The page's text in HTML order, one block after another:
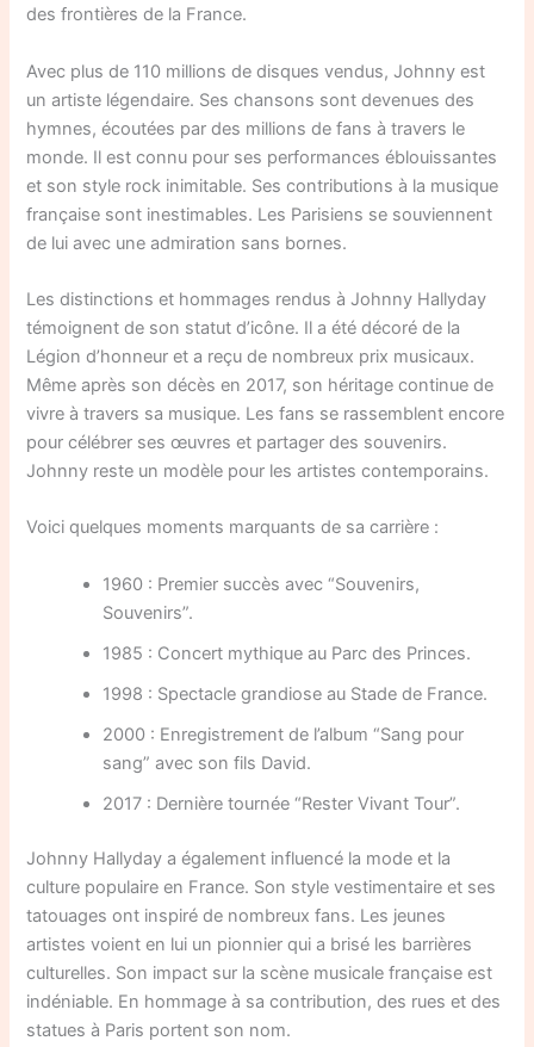
des frontières de la France.
Avec plus de 110 millions de disques vendus, Johnny est
un artiste légendaire. Ses chansons sont devenues des
hymnes, écoutées par des millions de fans à travers le
monde. Il est connu pour ses performances éblouissantes
et son style rock inimitable. Ses contributions à la musique
française sont inestimables. Les Parisiens se souviennent
de lui avec une admiration sans bornes.
Les distinctions et hommages rendus à Johnny Hallyday
témoignent de son statut d’icône. Il a été décoré de la
Légion d’honneur et a reçu de nombreux prix musicaux.
Même après son décès en 2017, son héritage continue de
vivre à travers sa musique. Les fans se rassemblent encore
pour célébrer ses œuvres et partager des souvenirs.
Johnny reste un modèle pour les artistes contemporains.
Voici quelques moments marquants de sa carrière :
1960 : Premier succès avec “Souvenirs,
Souvenirs”.
1985 : Concert mythique au Parc des Princes.
1998 : Spectacle grandiose au Stade de France.
2000 : Enregistrement de l’album “Sang pour
sang” avec son fils David.
2017 : Dernière tournée “Rester Vivant Tour”.
Johnny Hallyday a également influencé la mode et la
culture populaire en France. Son style vestimentaire et ses
tatouages ont inspiré de nombreux fans. Les jeunes
artistes voient en lui un pionnier qui a brisé les barrières
culturelles. Son impact sur la scène musicale française est
indéniable. En hommage à sa contribution, des rues et des
statues à Paris portent son nom.